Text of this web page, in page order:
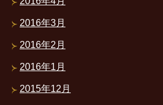
2016年3月
2016年2月
2016年1月
2015年12月